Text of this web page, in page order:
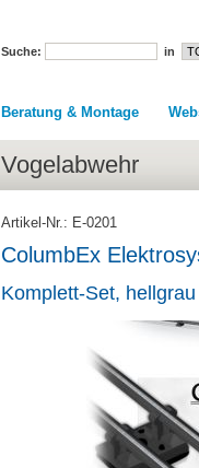
Suche: in
Beratung & Montage
Vogelabwehr
Artikel-Nr.: E-0201
ColumbEx
Komplett-Set, hellgrau